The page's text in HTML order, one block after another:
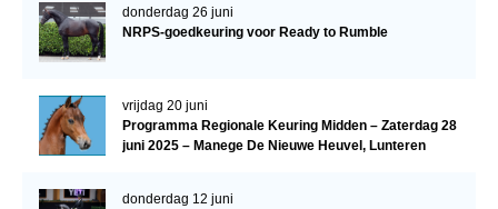
donderdag 26 juni
NRPS-goedkeuring voor Ready to Rumble
vrijdag 20 juni
Programma Regionale Keuring Midden – Zaterdag 28
juni 2025 – Manege De Nieuwe Heuvel, Lunteren
donderdag 12 juni